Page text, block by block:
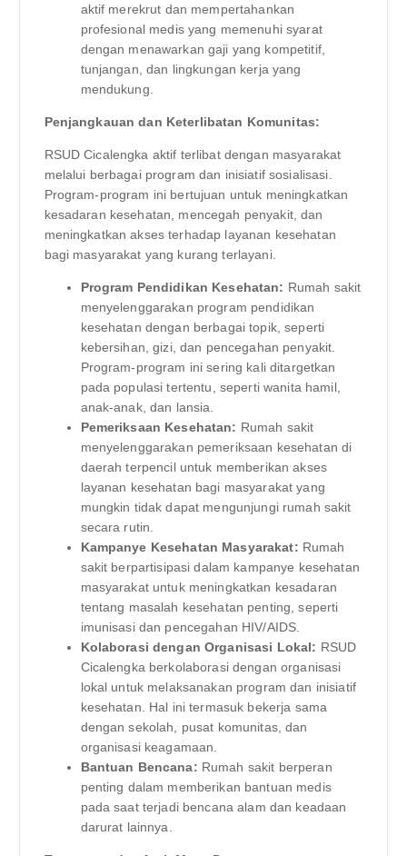
aktif merekrut dan mempertahankan
profesional medis yang memenuhi syarat
dengan menawarkan gaji yang kompetitif,
tunjangan, dan lingkungan kerja yang
mendukung.
Penjangkauan dan Keterlibatan Komunitas:
RSUD Cicalengka aktif terlibat dengan masyarakat
melalui berbagai program dan inisiatif sosialisasi.
Program-program ini bertujuan untuk meningkatkan
kesadaran kesehatan, mencegah penyakit, dan
meningkatkan akses terhadap layanan kesehatan
bagi masyarakat yang kurang terlayani.
Program Pendidikan Kesehatan: Rumah sakit
menyelenggarakan program pendidikan
kesehatan dengan berbagai topik, seperti
kebersihan, gizi, dan pencegahan penyakit.
Program-program ini sering kali ditargetkan
pada populasi tertentu, seperti wanita hamil,
anak-anak, dan lansia.
Pemeriksaan Kesehatan: Rumah sakit
menyelenggarakan pemeriksaan kesehatan di
daerah terpencil untuk memberikan akses
layanan kesehatan bagi masyarakat yang
mungkin tidak dapat mengunjungi rumah sakit
secara rutin.
Kampanye Kesehatan Masyarakat: Rumah
sakit berpartisipasi dalam kampanye kesehatan
masyarakat untuk meningkatkan kesadaran
tentang masalah kesehatan penting, seperti
imunisasi dan pencegahan HIV/AIDS.
Kolaborasi dengan Organisasi Lokal: RSUD
Cicalengka berkolaborasi dengan organisasi
lokal untuk melaksanakan program dan inisiatif
kesehatan. Hal ini termasuk bekerja sama
dengan sekolah, pusat komunitas, dan
organisasi keagamaan.
Bantuan Bencana: Rumah sakit berperan
penting dalam memberikan bantuan medis
pada saat terjadi bencana alam dan keadaan
darurat lainnya.